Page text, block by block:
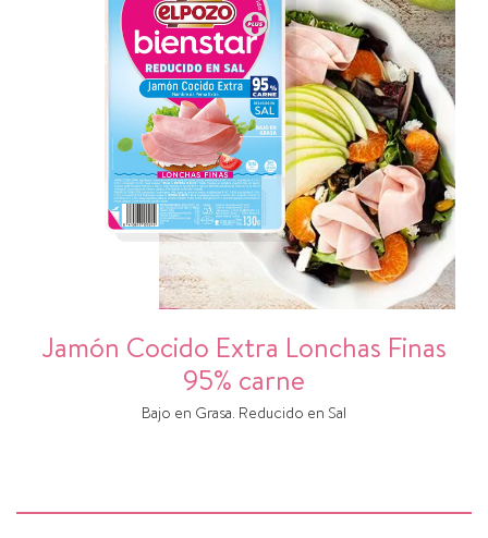
Jamón Cocido Extra Lonchas Finas
95% carne
Bajo en Grasa. Reducido en Sal